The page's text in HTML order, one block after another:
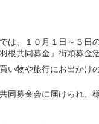
、１０月１日～３日
根共同募金』街頭募金
い物や旅行にお出かけ
同募金会に届けられ、